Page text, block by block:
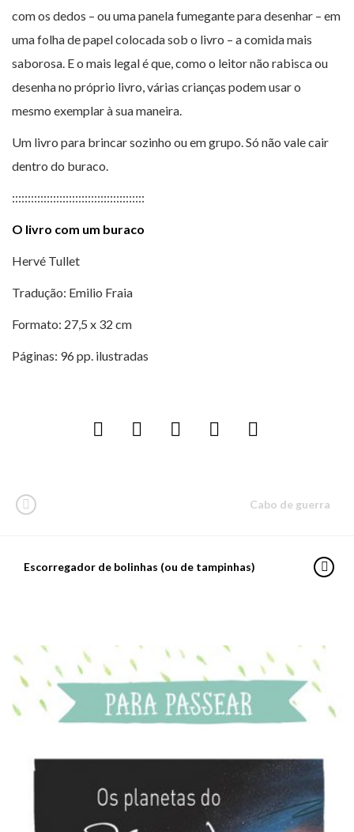
com os dedos – ou uma panela fumegante para desenhar – em
uma folha de papel colocada sob o livro – a comida mais
saborosa. E o mais legal é que, como o leitor não rabisca ou
desenha no próprio livro, várias crianças podem usar o
mesmo exemplar à sua maneira.
Um livro para brincar sozinho ou em grupo. Só não vale cair
dentro do buraco.
::::::::::::::::::::::::::::::::::::::::::
O livro com um buraco
Hervé Tullet
Tradução: Emilio Fraia
Formato: 27,5 x 32 cm
Páginas: 96 pp. ilustradas
Cabo de guerra
Escorregador de bolinhas (ou de tampinhas)